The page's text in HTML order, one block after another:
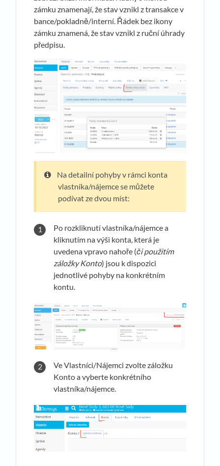
zámku znamenají, že stav vznikl z transakce v
bance/pokladně/interní. Řádek bez ikony
zámku znamená, že stav vznikl z ruční úhrady
předpisu.
Na detailní pohyby v rámci konta
vlastníka/nájemce se můžete
podívat ze dvou míst:
Po rozkliknutí vlastníka/nájemce a
kliknutím na výši konta, která je
uvedena vpravo nahoře (či použitím
záložky Konto) jsou k dispozici
jednotlivé pohyby na konkrétním
kontu.
Ve Vlastníci/Nájemci zvolte záložku
Konto a vyberte konkrétního
vlastníka/nájemce.